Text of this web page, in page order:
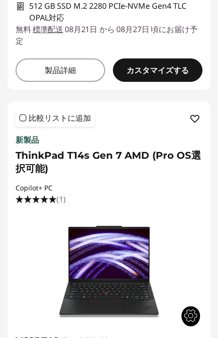
512 GB SSD M.2 2280 PCIe-NVMe Gen4 TLC
OPAL対応
無料標準配送08月21日 から 08月27日 頃にお届け予
定
製品詳細 カスタマイズする
比較リストに追加
新製品
ThinkPad T14s Gen 7 AMD (Pro OS選
択可能)
Copilot+ PC
(1)